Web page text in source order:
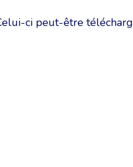
ci peut-être